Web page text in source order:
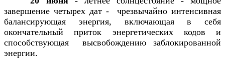
завершение четырех дат - чрезвычайно интенсивная
балансирующая энергия, включающая в себя
окончательный приток энергетических кодов и
способствующая высвобождению заблокированной
энергии.